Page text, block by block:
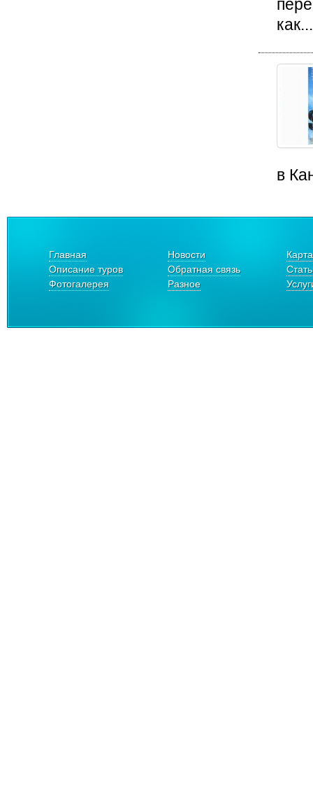
как...
в
Главная Новости
Описание туров
Обратная связь
Фотогалерея
Разное